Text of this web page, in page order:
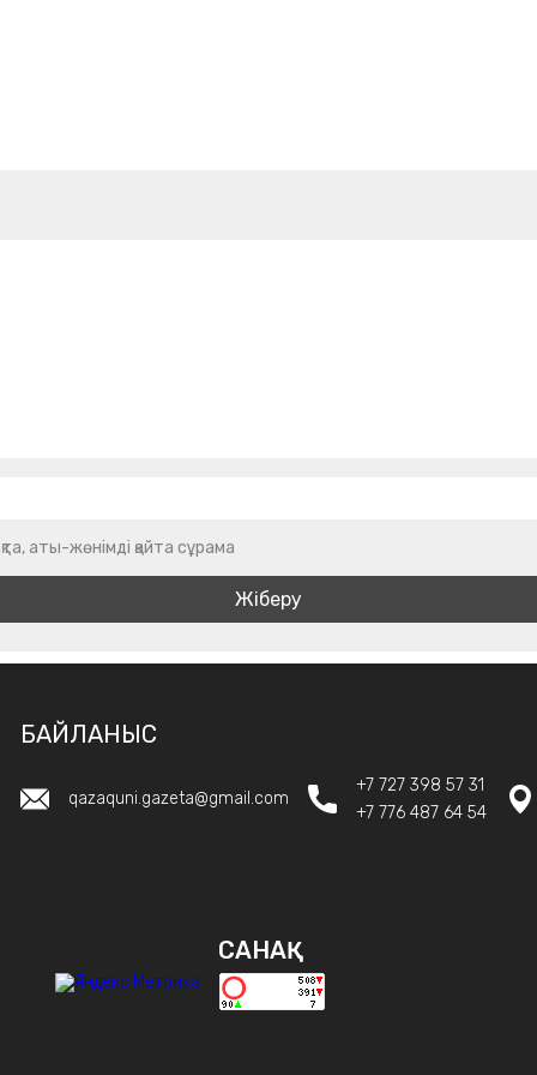
аты-жөнімді қайта сұрама
БАЙЛАНЫС
qazaquni.gazeta@gmail.com
+7 727 398 57 31
+7 776 487 64 54
САНАҚ